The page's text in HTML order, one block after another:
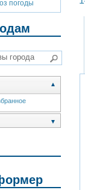
погоды
▲
▼